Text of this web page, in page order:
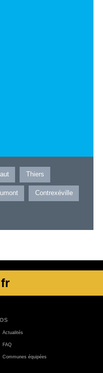
Thiers
Contrexéville
Actualités
FAQ
Communes équipées